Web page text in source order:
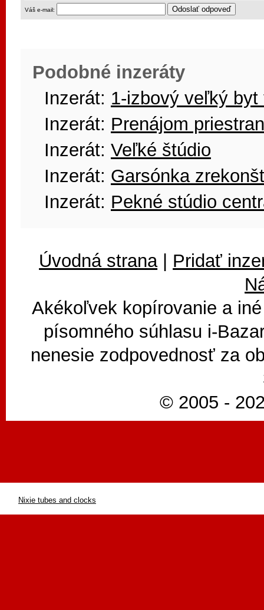
Váš e-mail:
Podobné inzeráty
Inzerát: 1-izbový veľký
Inzerát: Prenájom
Inzerát: Veľké štúdio
Inzerát: Garsónka
Inzerát: Pekné stúdio
Úvodná strana| Pridať
Akékoľvek kopírovanie a
písomného súhlasu i-
nenesie zodpovednosť za
© 2005 -
Nixie tubes and clocks